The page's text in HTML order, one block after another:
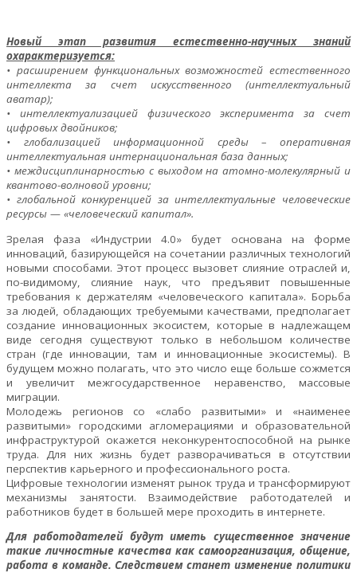
Новый этап развития естественно-научных знаний
охарактеризуется:
• расширением функциональных возможностей естественного
интеллекта за счет искусственного (интеллектуальный
аватар);
• интеллектуализацией физического эксперимента за счет
цифровых двойников;
• глобализацией информационной среды – оперативная
интеллектуальная интернациональная база данных;
• междисциплинарностью с выходом на атомно-молекулярный и
квантово-волновой уровни;
• глобальной конкуренцией за интеллектуальные человеческие
ресурсы — «человеческий капитал».
Зрелая фаза «Индустрии 4.0» будет основана на форме
инноваций, базирующейся на сочетании различных технологий
новыми способами. Этот процесс вызовет слияние отраслей и,
по-видимому, слияние наук, что предъявит повышенные
требования к держателям «человеческого капитала». Борьба
за людей, обладающих требуемыми качествами, предполагает
создание инновационных экосистем, которые в надлежащем
виде сегодня существуют только в небольшом количестве
стран (где инновации, там и инновационные экосистемы). В
будущем можно полагать, что это число еще больше сожмется
и увеличит межгосударственное неравенство, массовые
миграции.
Молодежь регионов со «слабо развитыми» и «наименее
развитыми» городскими агломерациями и образовательной
инфраструктурой окажется неконкурентоспособной на рынке
труда. Для них жизнь будет разворачиваться в отсутствии
перспектив карьерного и профессионального роста.
Цифровые технологии изменят рынок труда и трансформируют
механизмы занятости. Взаимодействие работодателей и
работников будет в большей мере проходить в интернете.
Для работодателей будут иметь существенное значение
такие личностные качества как самоорганизация, общение,
работа в команде. Следствием станет изменение политики